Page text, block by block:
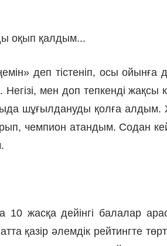
оқып қалдым...
деп тістеніп, осы ойынға
мен доп тепкенді жақсы
шұғыл­дану­ды қолға
чемпион атандым. Со­дан
жасқа дейінгі балалар
қазір әлемдік рей­тинг­те